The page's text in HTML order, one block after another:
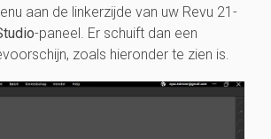
aan de linkerzijde van uw Revu 21-
-paneel. Er schuift dan een
zoals hieronder te zien is.